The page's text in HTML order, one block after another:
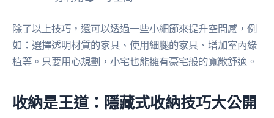
除了以上技巧，還可以透過一些小細節來提升空間感，例
如：選擇透明材質的家具、使用細腿的家具、增加室內綠
植等。只要用心規劃，小宅也能擁有豪宅般的寬敞舒適。
收納是王道：隱藏式收納技巧大公開